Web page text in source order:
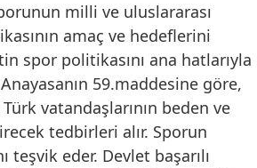
milli ve uluslararası
amaç ve hedeflerini
spor politikasını ana hatlarıyla
59.maddesine göre,
vatandaşlarının beden ve
tedbirleri alır. Sporun
teşvik eder. Devlet başarılı